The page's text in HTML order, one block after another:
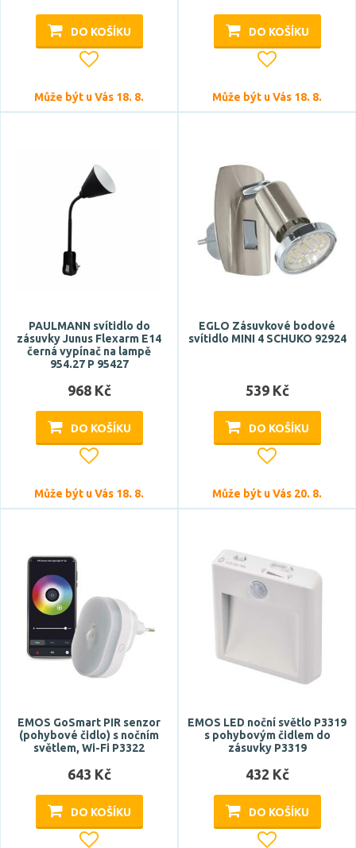
Funkce
pohybový senzor
Zobrazit více
design
moderní
kulatý
IP20
Průměr
Výška
DO KOŠÍKU
Může být u Vás 18. 8.
DO KOŠÍKU
Může být u Vás 18. 8.
PAULMANN svítidlo do
zásuvky Junus Flexarm E14
černá vypínač na lampě
954.27 P 95427
968 Kč
DO KOŠÍKU
Může být u Vás 18. 8.
EGLO Zásuvkové bodové
svítidlo MINI 4 SCHUKO 92924
539 Kč
DO KOŠÍKU
Může být u Vás 20. 8.
EMOS GoSmart PIR senzor
(pohybové čidlo) s nočním
světlem, Wi-Fi P3322
643 Kč
DO KOŠÍKU
EMOS LED noční světlo P3319
s pohybovým čidlem do
zásuvky P3319
432 Kč
DO KOŠÍKU